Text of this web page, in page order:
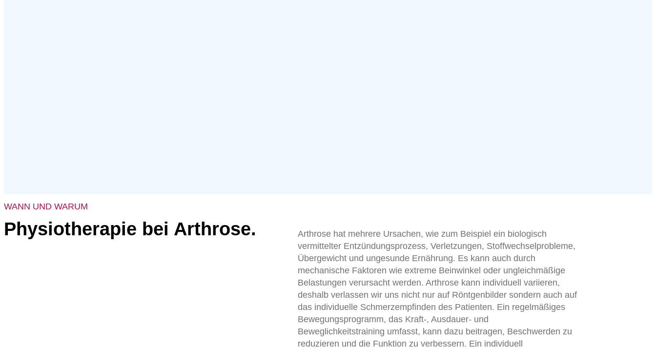
WANN UND WARUM
Physiotherapie bei Arthrose.
Arthrose hat mehrere Ursachen, wie zum Beispiel ein biologisch
vermittelter Entzündungsprozess, Verletzungen, Stoffwechselprobleme,
Übergewicht und ungesunde Ernährung. Es kann auch durch
mechanische Faktoren wie extreme Beinwinkel oder ungleichmäßige
Belastungen verursacht werden. Arthrose kann individuell variieren,
deshalb verlassen wir uns nicht nur auf Röntgenbilder sondern auch auf
das individuelle Schmerzempfinden des Patienten. Ein regelmäßiges
Bewegungsprogramm, das Kraft-, Ausdauer- und
Beweglichkeitstraining umfasst, kann dazu beitragen, Beschwerden zu
reduzieren und die Funktion zu verbessern. Ein individuell